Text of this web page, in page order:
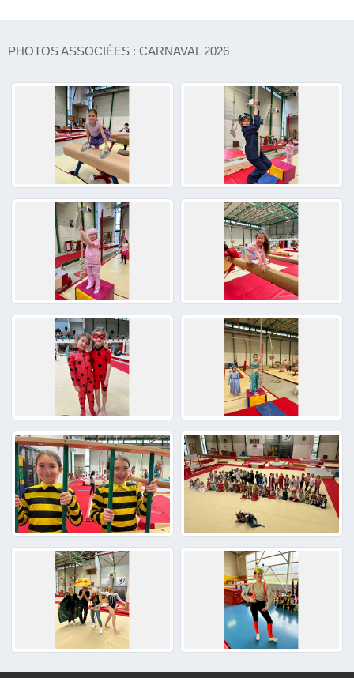
PHOTOS ASSOCIÉES : CARNAVAL 2026